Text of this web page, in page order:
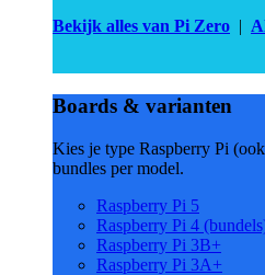
Bekijk alles van Pi Zero |
Boards & varianten
Kies je type Raspberry Pi
bundles per model.
Raspberry Pi 5
Raspberry Pi 4
Raspberry Pi 3B+
Raspberry Pi 3A+